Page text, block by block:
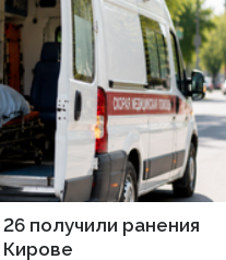
получили ранения
Кирове